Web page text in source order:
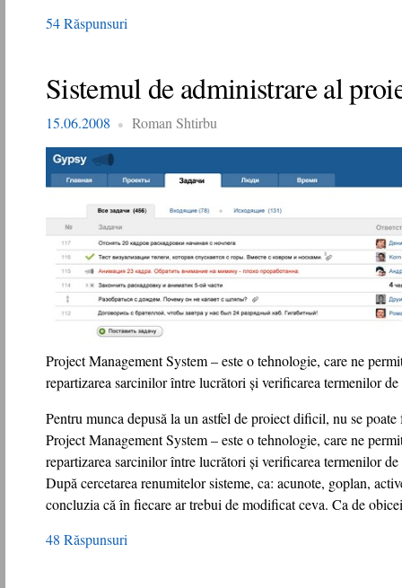
54 Răspunsuri
Sistemul de administrare al
15.06.2008 Roman Shtirbu
Project Management System – este o tehnologie, care ne
repartizarea sarcinilor între lucrători şi verificarea termenilor
Pentru munca depusă la un astfel de proiect dificil, nu se
Project Management System – este o tehnologie, care ne
repartizarea sarcinilor între lucrători şi verificarea termenilor
După cercetarea renumitelor sisteme, ca: acunote, goplan,
concluzia că în fiecare ar trebui de modificat ceva. Ca de
48 Răspunsuri